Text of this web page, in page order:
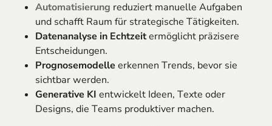
Automatisierung reduziert manuelle Aufgaben
und schafft Raum für strategische Tätigkeiten.
Datenanalyse in Echtzeitermöglicht präzisere
Entscheidungen.
Prognosemodelleerkennen Trends, bevor sie
sichtbar werden.
Generative KI entwickelt Ideen, Texte oder
Designs, die Teams produktiver machen.